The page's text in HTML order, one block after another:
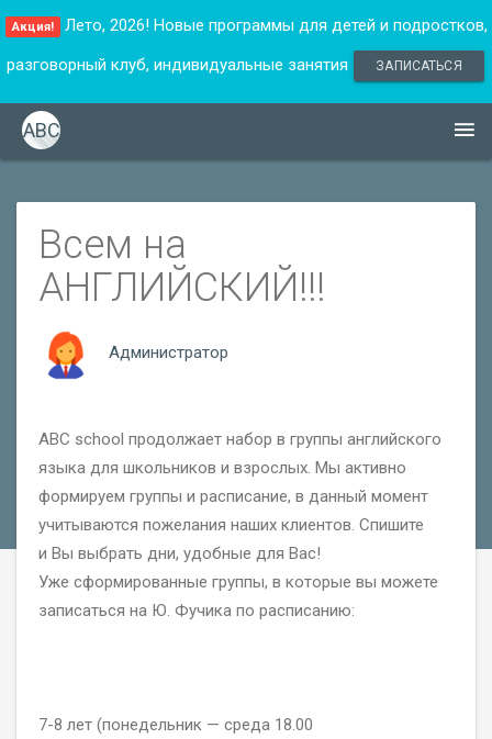
Акция! Лето, 2026! Новые программы для детей и подростков,
разговорный клуб, индивидуальные занятия
ЗАПИСАТЬСЯ
ABC
Всем на
АНГЛИЙСКИЙ!!!
Администратор
АВС school продолжает набор в группы английского
языка для школьников и взрослых. Мы активно
формируем группы и расписание, в данный момент
учитываются пожелания наших клиентов. Спишите
и Вы выбрать дни, удобные для Вас!
Уже сформированные группы, в которые вы можете
записаться на Ю. Фучика по расписанию:
7-8 лет (понедельник — среда 18.00